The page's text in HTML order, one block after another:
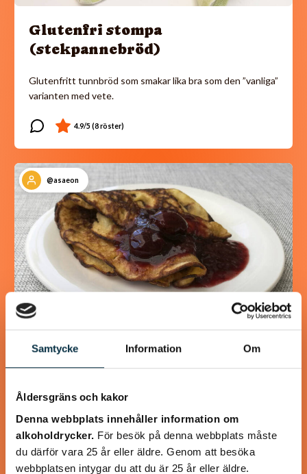
Samtycke Information Om
Åldersgräns och kakor
Denna webbplats innehåller information om
alkoholdrycker. För besök på denna webbplats måste
du därför vara 25 år eller äldre. Genom att besöka
webbplatsen intygar du att du är 25 år eller äldre.
Glutenfri stompa
(stekpannebröd)
Glutenfritt tunnbröd som smakar lika bra som den ”vanliga”
varianten med vete.
@asaeon
Glutenfria och mättande
Detta recept innehåller mer ägg än ett vanligt
pannkaksrecept, eftersom det mättar mer och eftersom
det behövs för att binda ihop det glutenfria mjölet.…